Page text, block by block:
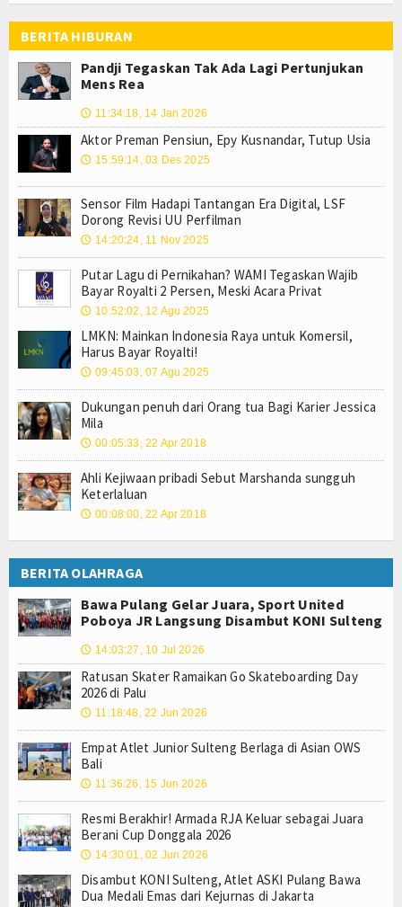
BERITA HIBURAN
Pandji Tegaskan Tak Ada Lagi Pertunjukan
Mens Rea
🕔 11:34:18, 14 Jan 2026
Aktor Preman Pensiun, Epy Kusnandar, Tutup Usia
🕔 15:59:14, 03 Des 2025
Sensor Film Hadapi Tantangan Era Digital, LSF
Dorong Revisi UU Perfilman
🕔 14:20:24, 11 Nov 2025
Putar Lagu di Pernikahan? WAMI Tegaskan Wajib
Bayar Royalti 2 Persen, Meski Acara Privat
🕔 10:52:02, 12 Agu 2025
LMKN: Mainkan Indonesia Raya untuk Komersil,
Harus Bayar Royalti!
🕔 09:45:03, 07 Agu 2025
Dukungan penuh dari Orang tua Bagi Karier Jessica
Mila
🕔 00:05:33, 22 Apr 2018
Ahli Kejiwaan pribadi Sebut Marshanda sungguh
Keterlaluan
🕔 00:08:00, 22 Apr 2018
BERITA OLAHRAGA
Bawa Pulang Gelar Juara, Sport United
Poboya JR Langsung Disambut KONI Sulteng
🕔 14:03:27, 10 Jul 2026
Ratusan Skater Ramaikan Go Skateboarding Day
2026 di Palu
🕔 11:18:48, 22 Jun 2026
Empat Atlet Junior Sulteng Berlaga di Asian OWS
Bali
🕔 11:36:26, 15 Jun 2026
Resmi Berakhir! Armada RJA Keluar sebagai Juara
Berani Cup Donggala 2026
🕔 14:30:01, 02 Jun 2026
Disambut KONI Sulteng, Atlet ASKI Pulang Bawa
Dua Medali Emas dari Kejurnas di Jakarta